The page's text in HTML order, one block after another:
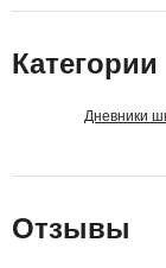
Категории
Дневники
Отзывы